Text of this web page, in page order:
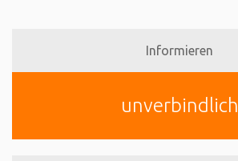
Informieren
unverbindlich